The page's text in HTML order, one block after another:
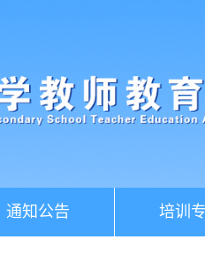
通知公告 培训